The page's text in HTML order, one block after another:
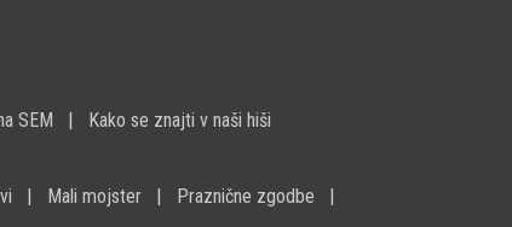
SEM Kako se znajti v naši hiši
Mali mojster
Praznične zgodbe